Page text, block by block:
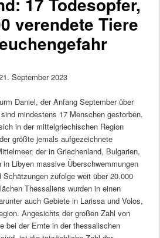
verendete Tiere
September 2023
Daniel, der Anfang September über
mindestens 17 Menschen gestorben.
in der mittelgriechischen Region
größte jemals aufgezeichnete
der in Griechenland, Bulgarien,
Libyen massive Überschwemmungen
zufolge weit über 20.000
Thessaliens wurden in einen
auch Gebiete in Larissa und Volos,
Angesichts der großen Zahl von
bei der Ernte in der thessalischen